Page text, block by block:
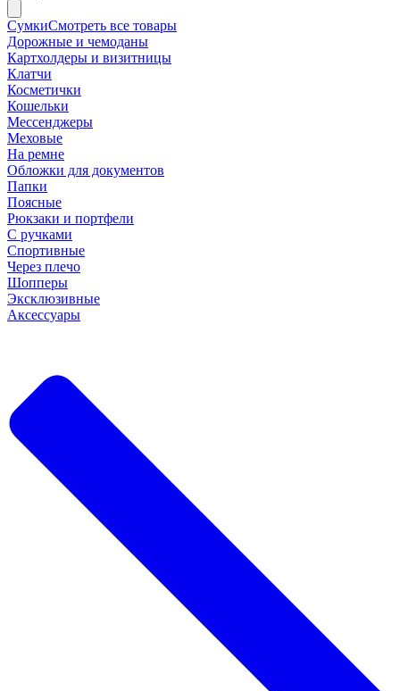
СумкиСмотреть все товары
Дорожные и чемоданы
Картхолдеры и визитницы
Клатчи
Косметички
Кошельки
Мессенджеры
Меховые
На ремне
Обложки для документов
Папки
Поясные
Рюкзаки и портфели
С ручками
Спортивные
Через плечо
Шопперы
Эксклюзивные
Аксессуары